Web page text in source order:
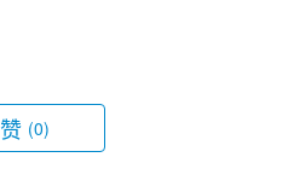
赞 (0)